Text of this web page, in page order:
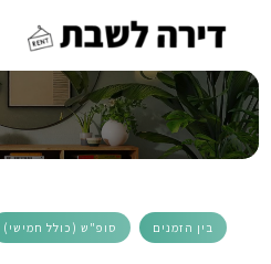
בין הזמנים סופ"ש (כולל חמישי)